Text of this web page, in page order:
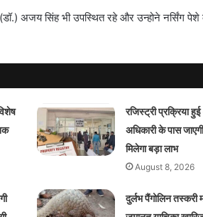
अजय सिंह भी उपस्थित रहे और उन्होने नर्सिंग
रजिस्ट्री प्रक्रिया
अधिकारी के पास
मिलेगा बड़ा लाभ
August 8, 2026
दुर्लभ पैंगोलिन तस्करी